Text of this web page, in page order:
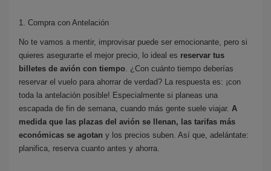
1. Compra con Antelación
No te vamos a mentir, improvisar puede ser emocionante, pero si
quieres asegurarte el mejor precio, lo ideal es reservar tus
billetes de avión con tiempo . ¿Con cuánto tiempo deberías
reservar el vuelo para ahorrar de verdad? La respuesta es: ¡con
toda la antelación posible! Especialmente si planeas una
escapada de fin de semana, cuando más gente suele viajar. A
medida que las plazas del avión se llenan, las tarifas más
económicas se agotan y los precios suben. Así que, adelántate:
planifica, reserva cuanto antes y ahorra.